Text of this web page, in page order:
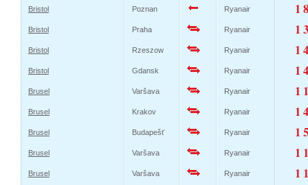
Bristol Poznan Ryanair 1
Bristol Praha Ryanair 1
Bristol Rzeszow Ryanair 1
Bristol Gdansk Ryanair 1
Brusel Varšava Ryanair 1
Brusel Krakov Ryanair 1
Brusel Budapešť Ryanair 1
Brusel Varšava Ryanair 1
Brusel Varšava Ryanair 1